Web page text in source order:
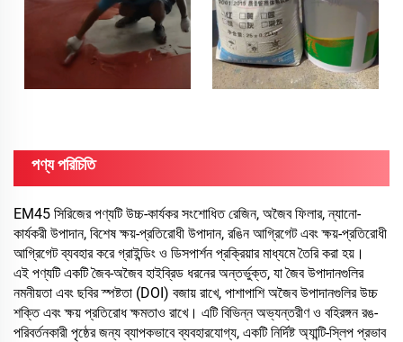
পণ্য পরিচিতি
EM45 সিরিজের পণ্যটি উচ্চ-কার্যকর সংশোধিত রেজিন, অজৈব ফিলার, ন্যানো-
কার্যকরী উপাদান, বিশেষ ক্ষয়-প্রতিরোধী উপাদান, রঙিন আগ্রিগেট এবং ক্ষয়-প্রতিরোধী
আগ্রিগেট ব্যবহার করে গ্রাইন্ডিং ও ডিসপার্শন প্রক্রিয়ার মাধ্যমে তৈরি করা হয়।
এই পণ্যটি একটি জৈব-অজৈব হাইব্রিড ধরনের অন্তর্ভুক্ত, যা জৈব উপাদানগুলির
নমনীয়তা এবং ছবির স্পষ্টতা (DOI) বজায় রাখে, পাশাপাশি অজৈব উপাদানগুলির উচ্চ
শক্তি এবং ক্ষয় প্রতিরোধ ক্ষমতাও রাখে। এটি বিভিন্ন অভ্যন্তরীণ ও বহিরঙ্গন রঙ-
পরিবর্তনকারী পৃষ্ঠের জন্য ব্যাপকভাবে ব্যবহারযোগ্য, একটি নির্দিষ্ট অ্যান্টি-স্লিপ প্রভাব